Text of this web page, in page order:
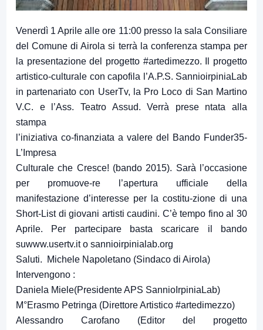
Venerdì 1 Aprile alle ore 11:00 presso la sala Consiliare
del Comune di Airola si terrà la conferenza stampa per
la presentazione del progetto #artedimezzo. Il progetto
artistico-culturale con capofila l’A.P.S. SannioirpiniaLab
in partenariato con UserTv, la Pro Loco di San Martino
V.C. e l’Ass. Teatro Assud. Verrà prese ntata alla
stampa
l’iniziativa co-finanziata a valere del Bando Funder35-
L’Impresa
Culturale che Cresce! (bando 2015). Sarà l’occasione
per promuove-re l’apertura ufficiale della
manifestazione d’interesse per la costitu-zione di una
Short-List di giovani artisti caudini. C’è tempo fino al 30
Aprile. Per partecipare basta scaricare il bando
suwww.usertv.it o sannioirpinialab.org
Saluti. Michele Napoletano (Sindaco di Airola)
Intervengono :
Daniela Miele(Presidente APS SannioIrpiniaLab)
M°Erasmo Petringa (Direttore Artistico #artedimezzo)
Alessandro Carofano (Editor del progetto